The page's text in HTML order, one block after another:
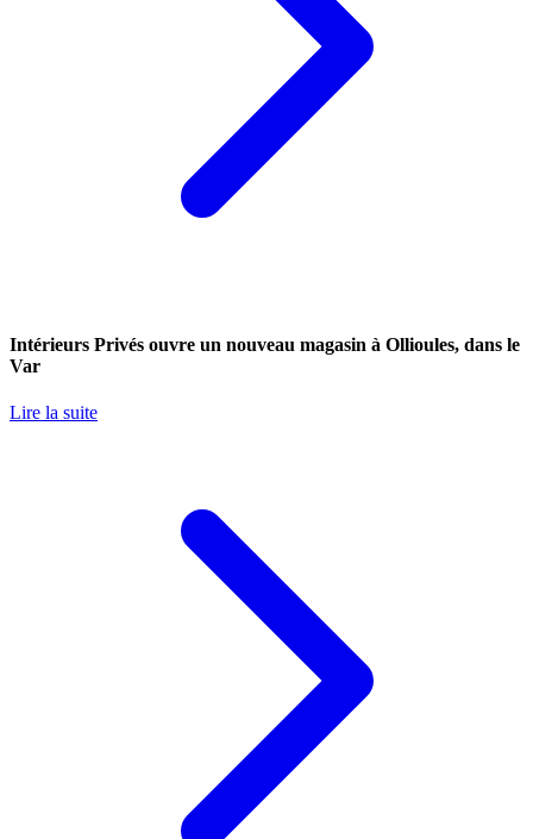
Intérieurs Privés ouvre un nouveau magasin à Ollioules, dans le
Var
Lire la suite